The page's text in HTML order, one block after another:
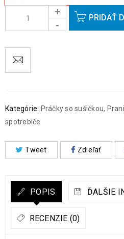
PRIDAŤ
Kategórie: Práčky so sušičkou,
spotrebiče
Tweet Zdieľať
POPIS ĎALŠIE
RECENZIE (0)